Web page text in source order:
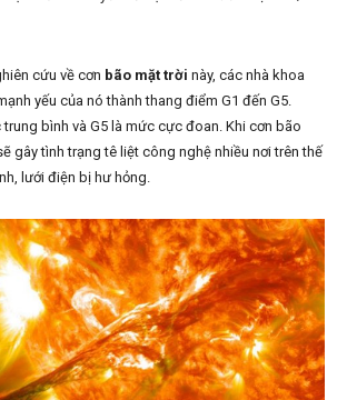
cứu về cơn bão mặt trời này, các nhà khoa
yếu của nó thành thang điểm G1 đến G5.
bình và G5 là mức cực đoan. Khi cơn bão
gây tình trạng tê liệt công nghệ nhiều nơi trên thế
lưới điện bị hư hỏng.